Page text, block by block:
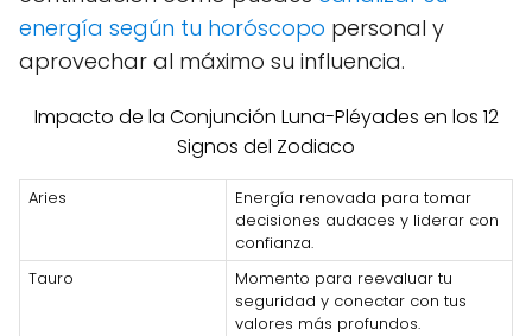
energía según tu horóscopo personal y
aprovechar al máximo su influencia.
Impacto de la Conjunción Luna-Pléyades en los 12
Signos del Zodiaco
Aries
Energía renovada para tomar
decisiones audaces y liderar con
confianza.
Tauro
Momento para reevaluar tu
seguridad y conectar con tus
valores más profundos.